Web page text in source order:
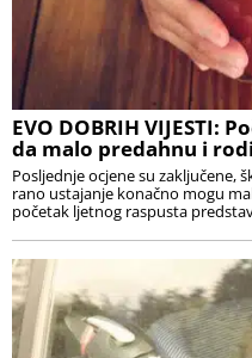
EVO DOBRIH VIJESTI:
da malo predahnu i
Posljednje ocjene su zaključene,
rano ustajanje konačno mogu
početak ljetnog raspusta